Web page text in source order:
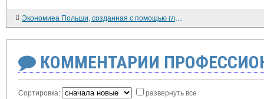
Экономиеа Польши, созданная с помощью глобализма.
КОММЕНТАРИИ
Сортировка: развернуть все